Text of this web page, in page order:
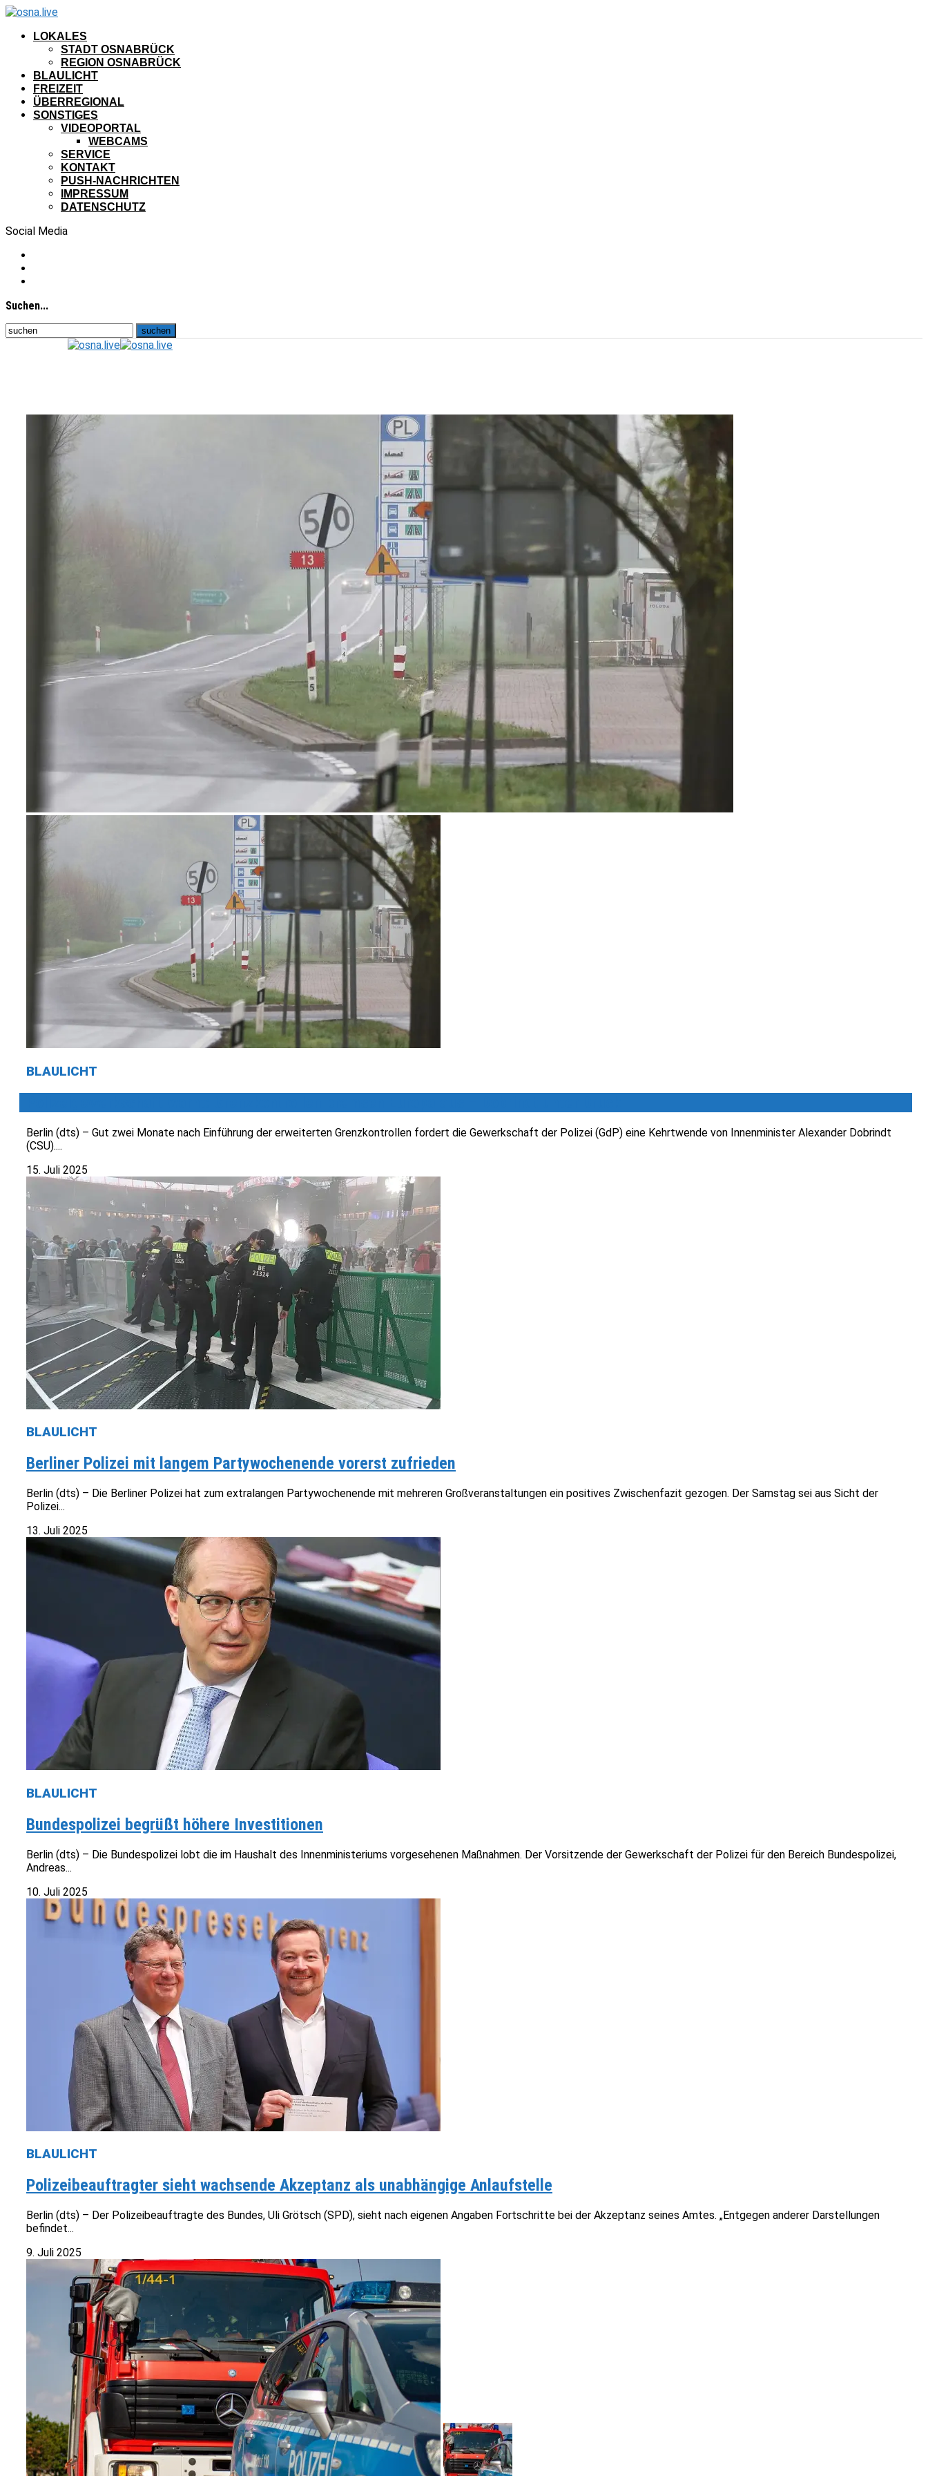
LOKALES
STADT OSNABRÜCK
REGION OSNABRÜCK
BLAULICHT
FREIZEIT
ÜBERREGIONAL
SONSTIGES
VIDEOPORTAL
WEBCAMS
SERVICE
KONTAKT
PUSH-NACHRICHTEN
IMPRESSUM
DATENSCHUTZ
Social Media
Suchen...
osna.live
BLAULICHT
Berlin (dts) – Gut zwei Monate nach Einführung der erweiterten Grenzkontrollen fordert die Gewerkschaft der Polizei (GdP) eine Kehrtwende von Innenminister Alexander Dobrindt
(CSU)....
15. Juli 2025
BLAULICHT
Berliner Polizei mit langem Partywochenende vorerst zufrieden
Berlin (dts) – Die Berliner Polizei hat zum extralangen Partywochenende mit mehreren Großveranstaltungen ein positives Zwischenfazit gezogen. Der Samstag sei aus Sicht der
Polizei...
13. Juli 2025
BLAULICHT
Bundespolizei begrüßt höhere Investitionen
Berlin (dts) – Die Bundespolizei lobt die im Haushalt des Innenministeriums vorgesehenen Maßnahmen. Der Vorsitzende der Gewerkschaft der Polizei für den Bereich Bundespolizei,
Andreas...
10. Juli 2025
BLAULICHT
Polizeibeauftragter sieht wachsende Akzeptanz als unabhängige Anlaufstelle
Berlin (dts) – Der Polizeibeauftragte des Bundes, Uli Grötsch (SPD), sieht nach eigenen Angaben Fortschritte bei der Akzeptanz seines Amtes. „Entgegen anderer Darstellungen
befindet...
9. Juli 2025